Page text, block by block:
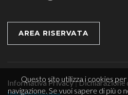
AREA RISERVATA
Informativa Privacy|Dichiarazione
Questo sito utilizza i cookies
navigazione. Se vuoi sapere di più o